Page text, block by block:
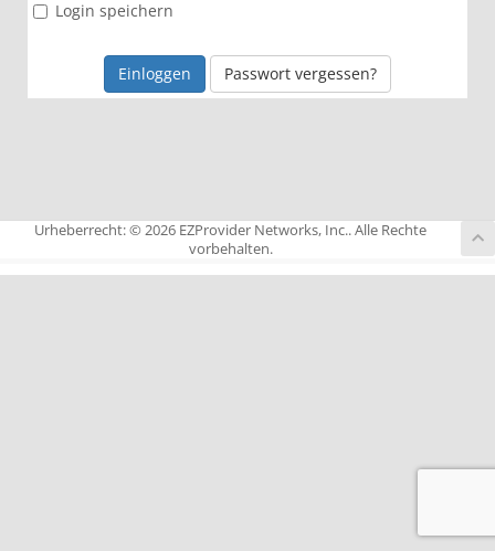
Login speichern
Passwort vergessen?
Urheberrecht: © 2026 EZProvider Networks, Inc.. Alle Rechte
vorbehalten.